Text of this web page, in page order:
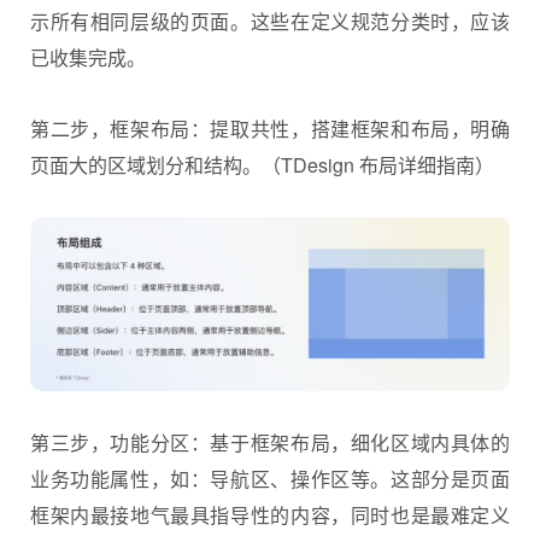
示所有相同层级的页面。这些在定义规范分类时，应该
已收集完成。
第二步，框架布局：提取共性，搭建框架和布局，明确
页面大的区域划分和结构。（TDesign 布局详细指南）
第三步，功能分区：基于框架布局，细化区域内具体的
业务功能属性，如：导航区、操作区等。这部分是页面
框架内最接地气最具指导性的内容，同时也是最难定义